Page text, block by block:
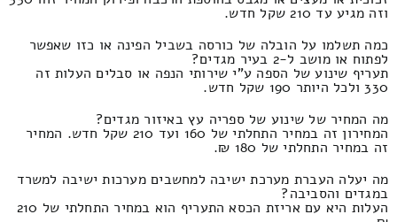
וזה מגיע עד 210 שקל חדש.
כמה תשלמו על הובלה של כורסה בשביל הפינה או כזו שאפשר
לפתוח או מושב ל-2 בעיר מגדים?
תעריף שינוע של הספה ע"י שירותי הנפה או סבלים העלות זה
330 ולכל היותר 190 שקל חדש.
מה המחיר של שינוע של ספריה עץ באיזור מגדים?
המחירון זה במחיר התחלתי של 160 ועד 210 שקל חדש. המחיר
זה במחיר התחלתי של 180 ₪.
מה יעלה העברת מערכת ישיבה למחשבים מערכות ישיבה למשרד
במגדים והסביבה?
העלות היא עם אריזת הכסא התעריף הוא במחיר התחלתי של 210